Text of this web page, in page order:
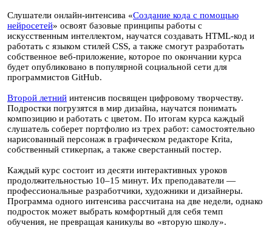
Слушатели онлайн-интенсива «Создание кода с помощью
нейросетей» освоят базовые принципы работы с
искусственным интеллектом, научатся создавать HTML-код и
работать с языком стилей CSS, а также смогут разработать
собственное веб-приложение, которое по окончании курса
будет опубликовано в популярной социальной сети для
программистов GitHub.
Второй летний интенсив посвящен цифровому творчеству.
Подростки погрузятся в мир дизайна, научатся понимать
композицию и работать с цветом. По итогам курса каждый
слушатель соберет портфолио из трех работ: самостоятельно
нарисованный персонаж в графическом редакторе Krita,
собственный стикерпак, а также сверстанный постер.
Каждый курс состоит из десяти интерактивных уроков
продолжительностью 10–15 минут. Их преподаватели —
профессиональные разработчики, художники и дизайнеры.
Программа одного интенсива рассчитана на две недели, однако
подросток может выбрать комфортный для себя темп
обучения, не превращая каникулы во «вторую школу».